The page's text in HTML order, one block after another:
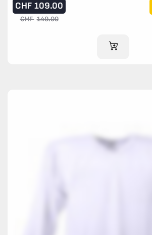
CHF 109.00
CHF 149.00
IM WARENKORB